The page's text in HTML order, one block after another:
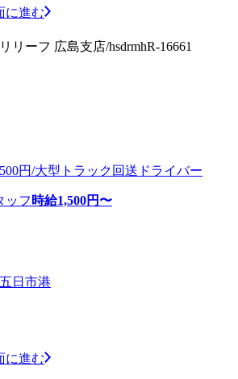
に進む
リーフ 広島支店/hsdrmhR-16661
円/大型トラック回送ドライバー
ッフ 時給1,500円〜
日市港
に進む